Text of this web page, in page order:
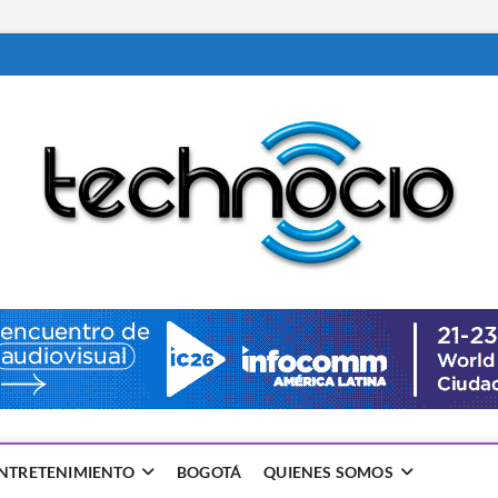
BOGOTÁ QUIENES SOMOS